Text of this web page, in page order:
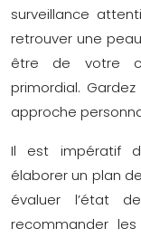
surveillance
retrouver une
être de votre
primordial.
approche
Il est impératif
élaborer un plan
évaluer l’état
recommander